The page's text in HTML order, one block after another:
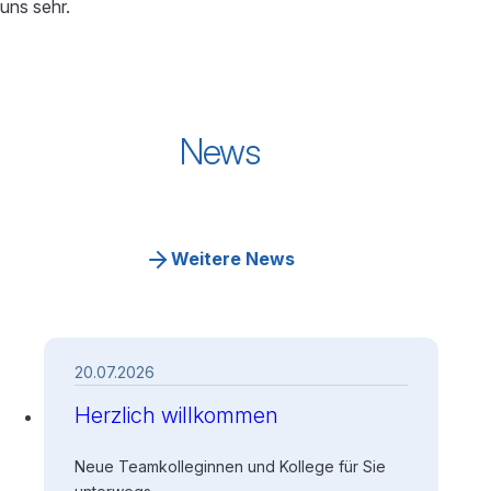
uns sehr.
News
Weitere News
Herzlich willkommen
20.07.2026
Neue Teamkolleginnen und Kollege für Sie